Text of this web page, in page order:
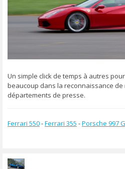
Un simple click de temps à autres
beaucoup dans la reconnaissance
départements de presse.
Ferrari 550-Ferrari 355 -Porsche 997